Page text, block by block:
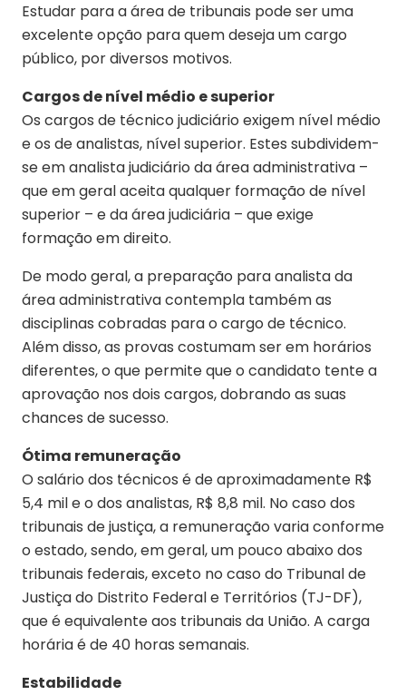
Estudar para a área de tribunais pode ser uma
excelente opção para quem deseja um cargo
público, por diversos motivos.
Cargos de nível médio e superior
Os cargos de técnico judiciário exigem nível médio
e os de analistas, nível superior. Estes subdividem-
se em analista judiciário da área administrativa –
que em geral aceita qualquer formação de nível
superior – e da área judiciária – que exige
formação em direito.
De modo geral, a preparação para analista da
área administrativa contempla também as
disciplinas cobradas para o cargo de técnico.
Além disso, as provas costumam ser em horários
diferentes, o que permite que o candidato tente a
aprovação nos dois cargos, dobrando as suas
chances de sucesso.
Ótima remuneração
O salário dos técnicos é de aproximadamente R$
5,4 mil e o dos analistas, R$ 8,8 mil. No caso dos
tribunais de justiça, a remuneração varia conforme
o estado, sendo, em geral, um pouco abaixo dos
tribunais federais, exceto no caso do Tribunal de
Justiça do Distrito Federal e Territórios (TJ-DF),
que é equivalente aos tribunais da União. A carga
horária é de 40 horas semanais.
Estabilidade